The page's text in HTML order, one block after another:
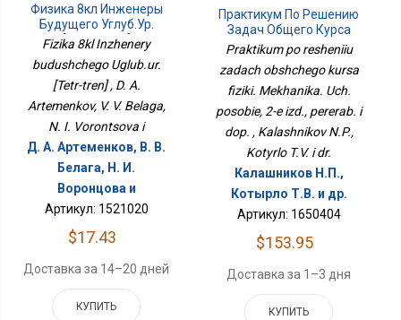
Физика 8кл Инженеры
Будущего Углуб.ур.
[Тетр-Трен]
Fizika 8kl Inzhenery
budushchego Uglub.ur.
[Tetr-tren] , D. A.
Artemenkov, V. V. Belaga,
N. I. Vorontsova i
Д. А. Артеменков, В. В.
Белага, Н. И.
Воронцова и
Артикул: 1521020
$17.43
Доставка за 14–20 дней
КУПИТЬ
Практикум По Решению
Задач Общего Курса
Физики. Механика. Уч.
Пособие, 2-Е Изд.,
Перераб. И Доп.
Praktikum po resheniiu
zadach obshchego kursa
fiziki. Mekhanika. Uch.
posobie, 2-e izd., pererab. i
dop. , Kalashnikov N.P.,
Kotyrlo T.V. i dr.
Калашников Н.П.,
Котырло Т.В. и др.
Артикул: 1650404
$153.95
Доставка за 1–3 дня
КУПИТЬ